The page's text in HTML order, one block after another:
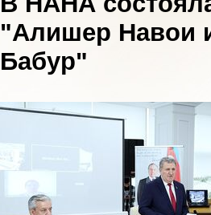
"Алишер Навои
Бабур"